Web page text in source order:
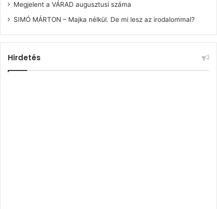
Megjelent a VÁRAD augusztusi száma
SIMÓ MÁRTON – Majka nélkül. De mi lesz az irodalommal?
Hirdetés